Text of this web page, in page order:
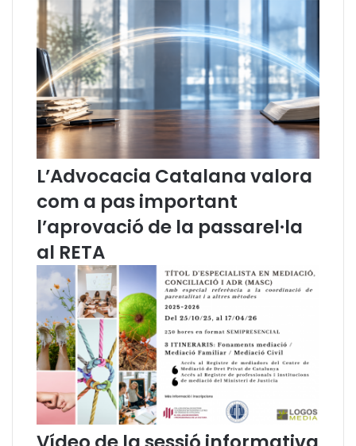
2
0
2
2
L’Advocacia Catalana valora
com a pas important
l’aprovació de la passarel·la
al RETA